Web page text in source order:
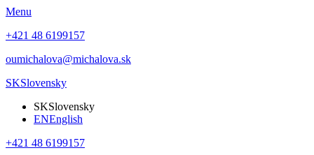
Menu
+421 48 6199157
oumichalova@michalova.sk
SKSlovensky
SKSlovensky
ENEnglish
+421 48 6199157